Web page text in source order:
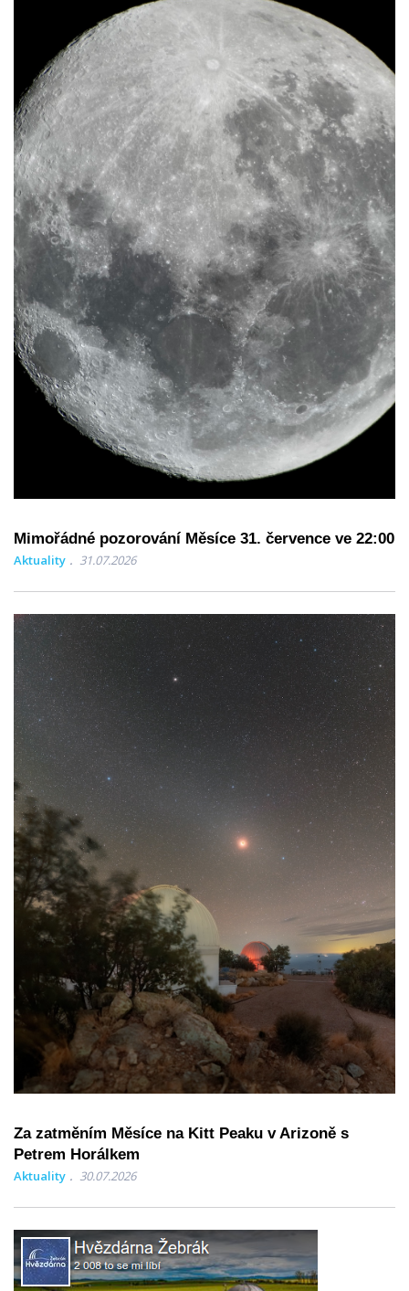
Mimořádné pozorování Měsíce 31. července ve 22:00
Aktuality 31.07.2026
Za zatměním Měsíce na Kitt Peaku v Arizoně s
Petrem Horálkem
Aktuality 30.07.2026